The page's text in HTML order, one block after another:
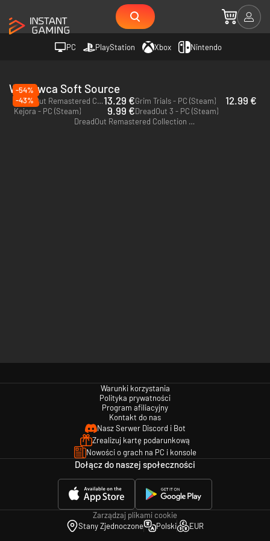
PC PlayStation Xbox Nintendo
Wydawca Soft Source
-54%
DreadOut Remastered Collection - PC (Steam)13.29 €Grim Trials - PC (Steam) 12.99 €
-43%
Kejora - PC (Steam)
9.99 €DreadOut 3 - PC (Steam)
DreadOut Remastered Collection - PS5
Warunki korzystania
Polityka prywatności
Program afiliacyjny
Kontakt do nas
Nasz Serwer Discord i Bot
Zrealizuj kartę podarunkową
Nowości o grach na PC i konsole
Dołącz do naszej społeczności
Zarządzaj plikami cookie
Stany Zjednoczone
Polski EUR